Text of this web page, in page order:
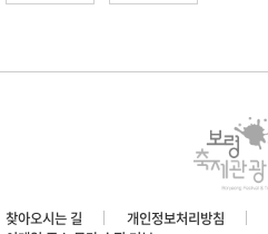
찾아오시는 길 개인정보처리방침